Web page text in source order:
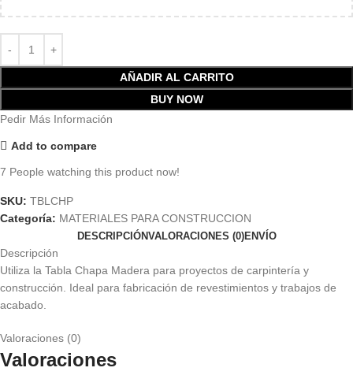
AÑADIR AL CARRITO
BUY NOW
Pedir Más Información
Add to compare
7 People watching this product now!
SKU: TBLCHP
Categoría: MATERIALES PARA CONSTRUCCION
DESCRIPCIÓNVALORACIONES (0)ENVÍO
Descripción
Utiliza la Tabla Chapa Madera para proyectos de carpintería y
construcción. Ideal para fabricación de revestimientos y trabajos de
acabado.
Valoraciones (0)
Valoraciones